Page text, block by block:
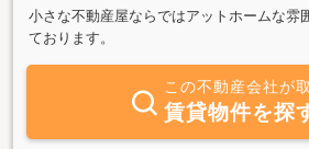
小さな不動産屋ならではアットホームな雰
ております。
この不動産会社が
賃貸物件を探